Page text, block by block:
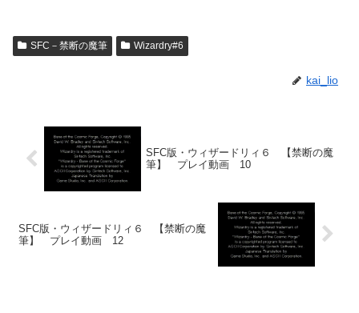
SFC－禁断の魔筆 Wizardry#6
kai_lio
SFC版・ウィザードリィ６ 【禁断の魔
筆】 プレイ動画 10
SFC版・ウィザードリィ６ 【禁断の魔
筆】 プレイ動画 12